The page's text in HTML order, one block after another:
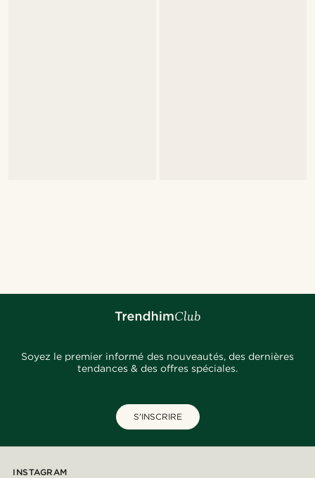
Soyez le premier informé des nouveautés, des dernières
tendances & des offres spéciales.
S'INSCRIRE
INSTAGRAM